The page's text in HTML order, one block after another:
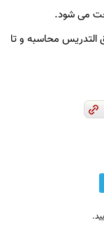
می شود.
محاسبه و تا